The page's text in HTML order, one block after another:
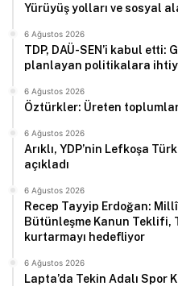
Yürüyüş yolları ve sosyal
6 Ağustos 2026
TDP, DAÜ-SEN’i kabul
planlayan politikalara
6 Ağustos 2026
Öztürkler: Üreten
6 Ağustos 2026
Arıklı, YDP’nin Lefkoşa
açıkladı
6 Ağustos 2026
Recep Tayyip Erdoğan:
Bütünleşme Kanun Teklifi,
kurtarmayı hedefliyor
6 Ağustos 2026
Lapta’da Tekin Adalı Spor